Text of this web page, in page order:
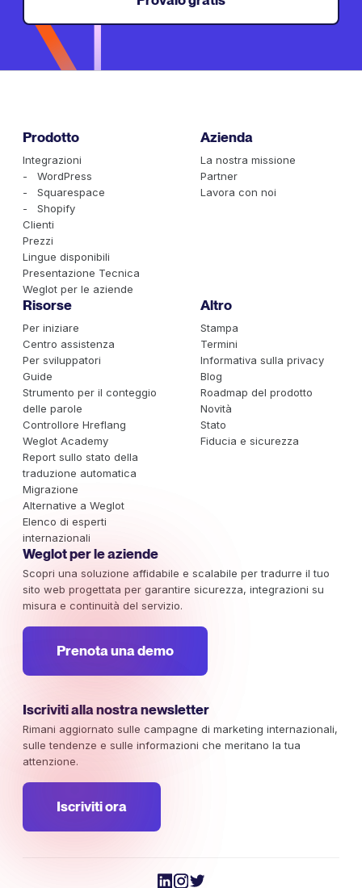
Prodotto
Integrazioni
- WordPress
- Squarespace
- Shopify
Clienti
Prezzi
Lingue disponibili
Presentazione Tecnica
Weglot per le aziende
Azienda
La nostra missione
Partner
Lavora con noi
Risorse
Per iniziare
Centro assistenza
Per sviluppatori
Guide
Strumento per il conteggio
delle parole
Controllore Hreflang
Weglot Academy
Report sullo stato della
traduzione automatica
Migrazione
Alternative a Weglot
Elenco di esperti
internazionali
Altro
Stampa
Termini
Informativa sulla privacy
Blog
Roadmap del prodotto
Novità
Stato
Fiducia e sicurezza
Weglot per le aziende
Scopri una soluzione affidabile e scalabile per tradurre il tuo
sito web progettata per garantire sicurezza, integrazioni su
misura e continuità del servizio.
Prenota una demo
Iscriviti alla nostra newsletter
Rimani aggiornato sulle campagne di marketing internazionali,
sulle tendenze e sulle informazioni che meritano la tua
attenzione.
Iscriviti ora